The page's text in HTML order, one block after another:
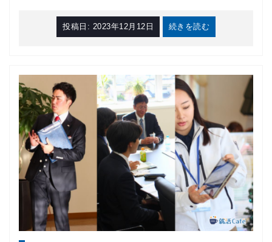
投稿日: 2023年12月12日 続きを読む